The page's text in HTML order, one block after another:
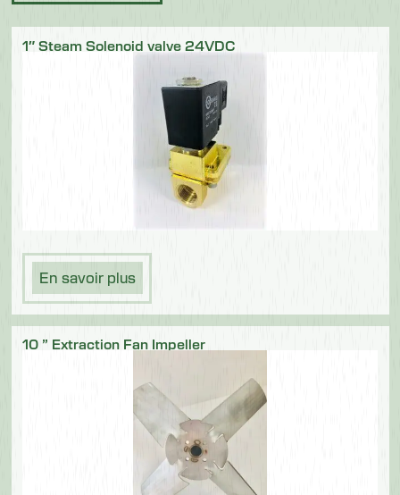
1″ Steam Solenoid valve 24VDC
En savoir plus
10 ” Extraction Fan Impeller